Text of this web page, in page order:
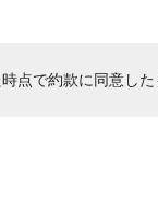
点で約款に同意した